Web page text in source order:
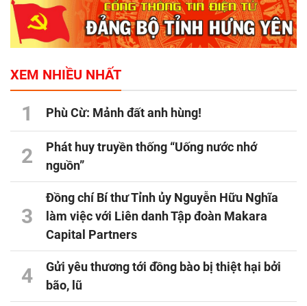
XEM NHIỀU NHẤT
1 Phù Cừ: Mảnh đất anh hùng!
2
Phát huy truyền thống “Uống nước nhớ
nguồn”
3
Đồng chí Bí thư Tỉnh ủy Nguyễn Hữu Nghĩa
làm việc với Liên danh Tập đoàn Makara
Capital Partners
4
Gửi yêu thương tới đồng bào bị thiệt hại bởi
bão, lũ